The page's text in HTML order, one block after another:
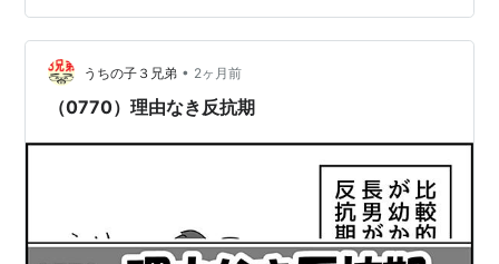
ドスドスン歩く・・・そして、ベッドにいかずリビング
にクッションを並べ始め「今日ここで寝るから放っとい
て！」 え？さっきまで普通やったのにまたなんなん？？
時刻は22時少し前。あぁ、ドラマ観たいのね💦そういえ
うちの子３兄弟 • 2ヶ月前
（0770）理由なき反抗期